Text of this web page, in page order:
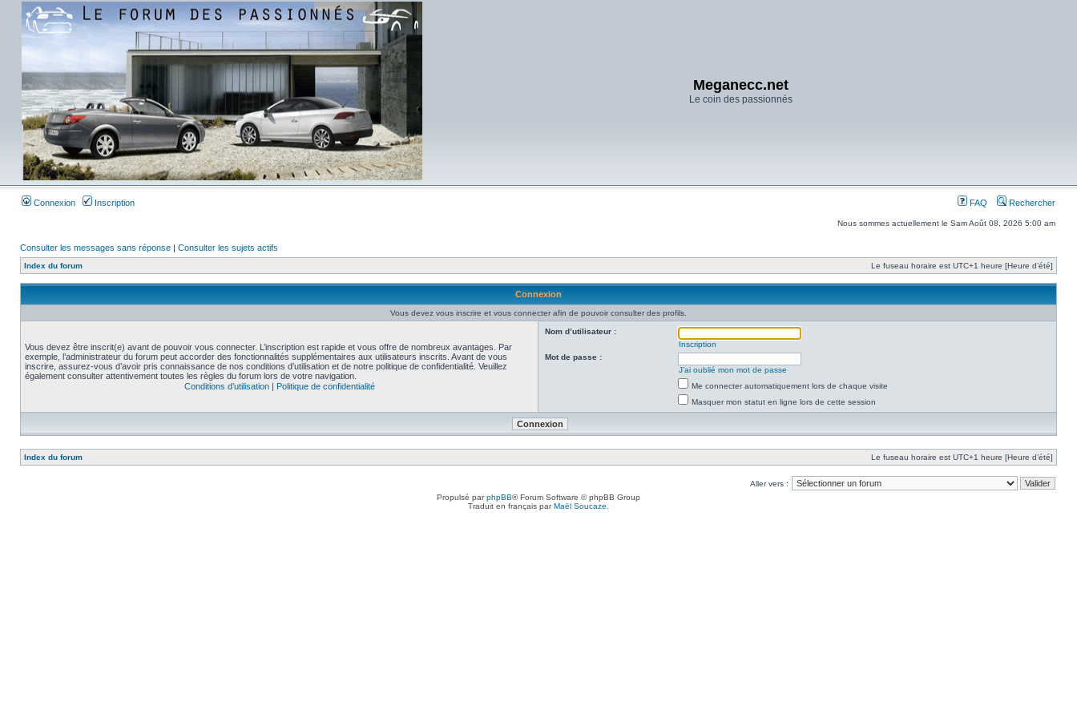
Meganecc.net
Le coin des passionnés
Connexion Inscription FAQ Rechercher
Nous sommes actuellement le Sam Août 08, 2026 5:00 am
Consulter les messages sans réponse | Consulter les sujets actifs
Index du forum Le fuseau horaire est UTC+1 heure [Heure d’été]
Connexion
Vous devez vous inscrire et vous connecter afin de pouvoir consulter des profils.
Vous devez être inscrit(e) avant de pouvoir vous connecter. L’inscription est rapide et vous offre de nombreux avantages. Par
exemple, l’administrateur du forum peut accorder des fonctionnalités supplémentaires aux utilisateurs inscrits. Avant de vous
inscrire, assurez-vous d’avoir pris connaissance de nos conditions d’utilisation et de notre politique de confidentialité. Veuillez
également consulter attentivement toutes les règles du forum lors de votre navigation.
Conditions d’utilisation| Politique de confidentialité
Nom d’utilisateur :
Inscription
Mot de passe :
J’ai oublié mon mot de passe
Me connecter automatiquement lors de chaque visite
Masquer mon statut en ligne lors de cette session
Index du forum Le fuseau horaire est UTC+1 heure [Heure d’été]
Aller vers :
Propulsé parphpBB® Forum Software © phpBB Group
Traduit en français parMaël Soucaze